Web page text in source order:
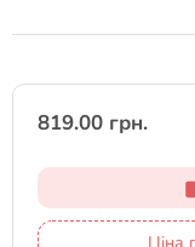
819.00 грн.